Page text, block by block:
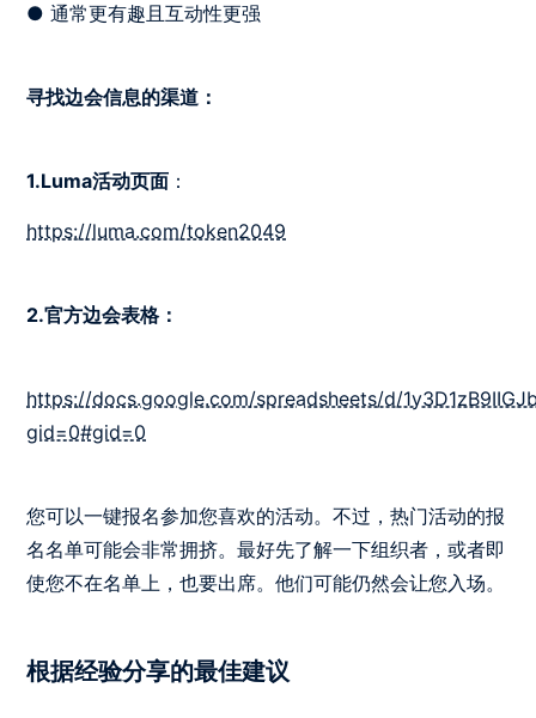
● 通常更有趣且互动性更强
寻找边会信息的渠道：
1.Luma活动页面 ：
https://luma.com/token2049
2.官方边会表格：
https://docs.google.com/spreadsheets/d/
gid=0#gid=0
您可以一键报名参加您喜欢的活动。不过，热门活动的报
名名单可能会非常拥挤。最好先了解一下组织者，或者即
使您不在名单上，也要出席。他们可能仍然会让您入场。
根据经验分享的最佳建议